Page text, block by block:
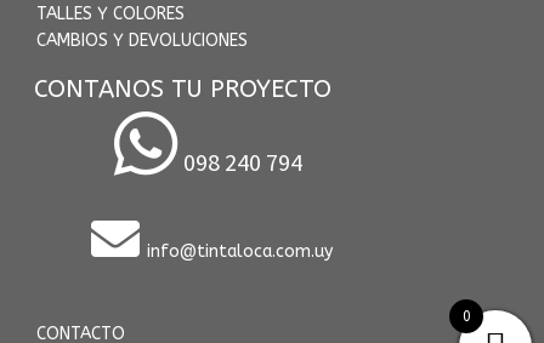
TALLES Y COLORES
CAMBIOS Y DEVOLUCIONES
CONTANOS TU PROYECTO
098 240 794
info@tintaloca.com.uy
CONTACTO
0